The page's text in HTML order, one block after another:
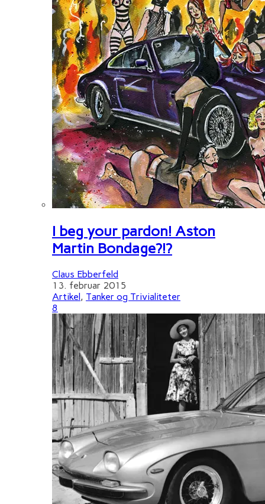
I beg your pardon! Aston
Martin Bondage?!?
Claus Ebberfeld
13. februar 2015
Artikel, Tanker og Trivialiteter
8